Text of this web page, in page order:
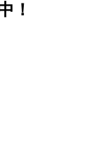
！